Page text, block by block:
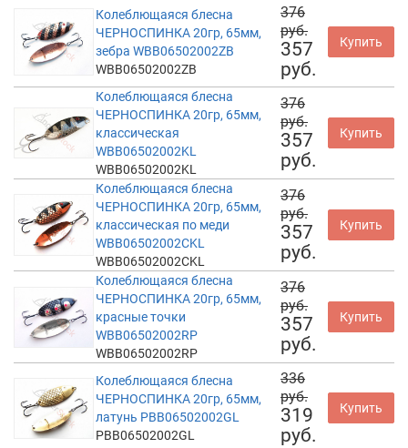
Колеблющаяся блесна
ЧЕРНОСПИНКА 20гр, 65мм,
зебра WBB06502002ZB
WBB06502002ZB
376
руб.
357
руб.
Купить
Колеблющаяся блесна
ЧЕРНОСПИНКА 20гр, 65мм,
классическая
WBB06502002KL
WBB06502002KL
376
руб.
357
руб.
Купить
Колеблющаяся блесна
ЧЕРНОСПИНКА 20гр, 65мм,
классическая по меди
WBB06502002CKL
WBB06502002CKL
376
руб.
357
руб.
Купить
Колеблющаяся блесна
ЧЕРНОСПИНКА 20гр, 65мм,
красные точки
WBB06502002RP
WBB06502002RP
376
руб.
357
руб.
Купить
Колеблющаяся блесна
ЧЕРНОСПИНКА 20гр, 65мм,
латунь PBB06502002GL
PBB06502002GL
336
руб.
319
руб.
Купить